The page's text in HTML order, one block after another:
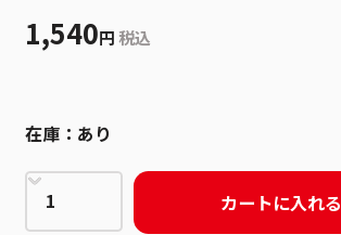
1,540円 税込
在庫： あり
カートに入れる